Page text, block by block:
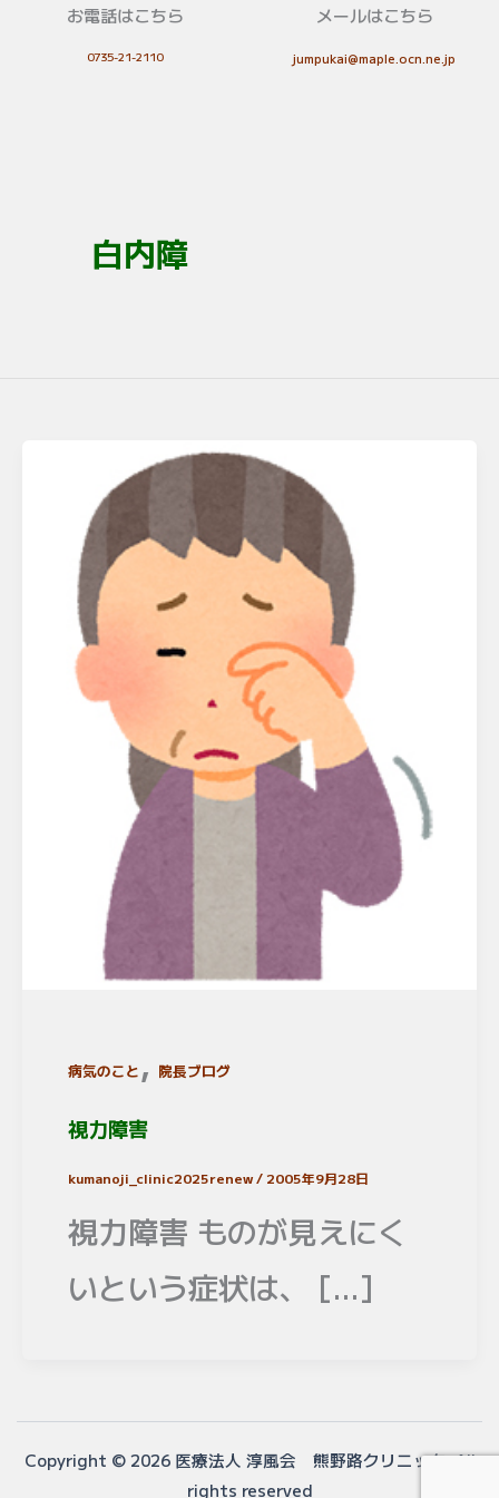
お電話はこちら
0735-21-2110
メールはこちら
jumpukai@maple.ocn.ne.jp
白内障
病気のこと , 院長ブログ
視力障害
kumanoji_clinic2025renew/ 2005年9月28日
視力障害 ものが見えにく
いという症状は、 […]
Copyright © 2026 医療法人 淳風会 熊野路クリニック All
rights reserved